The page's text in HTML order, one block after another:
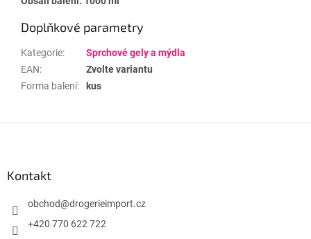
Doplňkové parametry
Kategorie:
Sprchové gely a mýdla
EAN:
Zvolte variantu
Forma balení: kus
Kontakt
obchod@drogerieimport.cz
+420 770 622 722